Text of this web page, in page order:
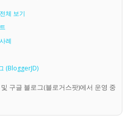
체 보기
례
(BloggerJD)
구글 블로그(블로거스팟)에서 운영 중